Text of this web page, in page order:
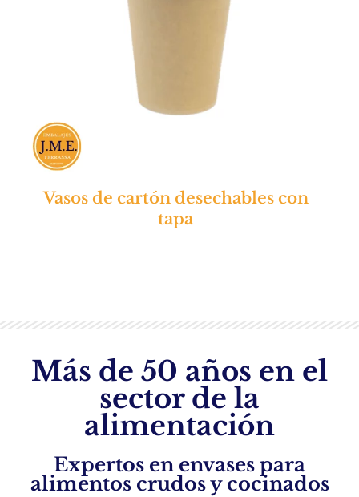
Vasos de cartón desechables con
tapa
Más de 50 años en el
sector de la
alimentación
Expertos en envases para
alimentos crudos y cocinados